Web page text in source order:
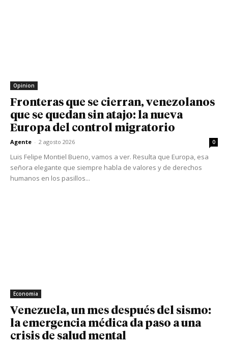
Opinion
Fronteras que se cierran, venezolanos
que se quedan sin atajo: la nueva
Europa del control migratorio
Agente - 2 agosto 2026 0
Luis Felipe Montiel Bueno, vamos a ver. Resulta que Europa, esa
señora elegante que siempre habla de valores y de derechos
humanos en los pasillos...
Economia
Venezuela, un mes después del sismo:
la emergencia médica da paso a una
crisis de salud mental